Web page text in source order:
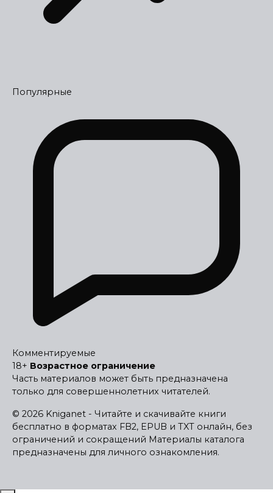
Популярные
Комментируемые
18+ Возрастное ограничение
Часть материалов может быть предназначена
только для совершеннолетних читателей.
© 2026 Kniganet - Читайте и скачивайте книги
бесплатно в форматах FB2, EPUB и TXT онлайн, без
ограничений и сокращений Материалы каталога
предназначены для личного ознакомления.